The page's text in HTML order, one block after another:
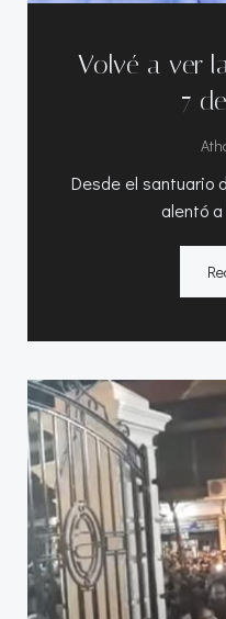
Volvé a ver
7
Desde el santuario
alentó